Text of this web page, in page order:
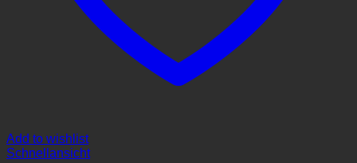
Add to wishlist
Schnellansicht